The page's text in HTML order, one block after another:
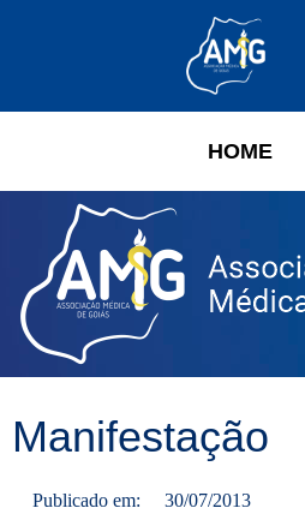
HOME
Manifestação
Publicado em: 30/07/2013